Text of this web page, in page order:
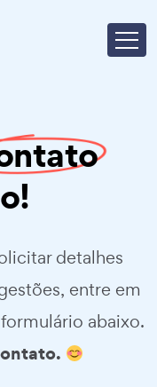
detalhes
entre em
abaixo.